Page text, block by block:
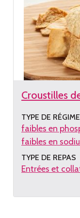
Croustilles
TYPE DE RÉGIME
faibles en
faibles en
TYPE DE REPAS
Entrées et
Lire